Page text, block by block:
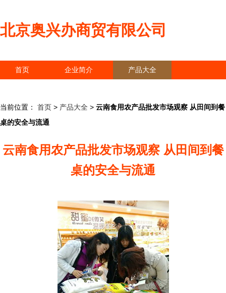
北京奥兴办商贸有限公司
首页 企业简介 产品大全
当前位置： 首页 > 产品大全 > 云南食用农产品批发市场观察 从田间到餐
桌的安全与流通
云南食用农产品批发市场观察 从田间到餐
桌的安全与流通